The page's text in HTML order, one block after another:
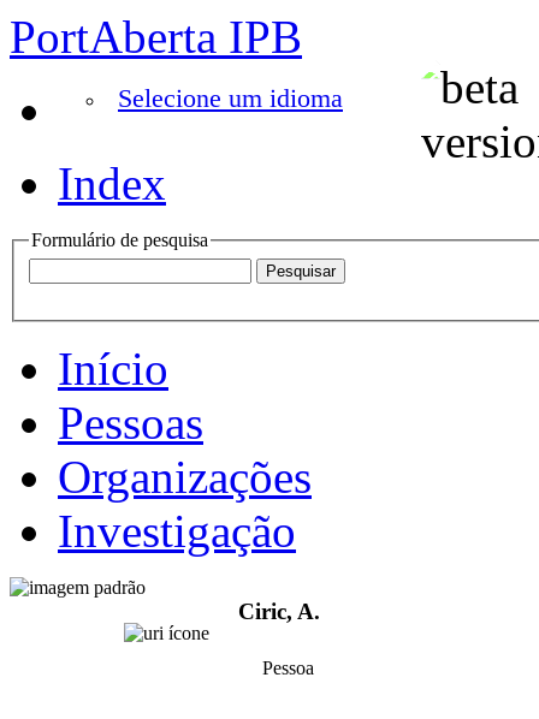
PortAberta IPB
Selecione um idioma
Index
Formulário de pesquisa
Início
Pessoas
Organizações
Investigação
Ciric, A.
Pessoa